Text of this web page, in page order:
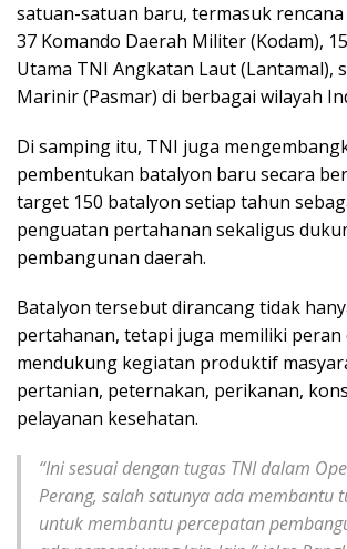
satuan-satuan baru, termasuk
37 Komando Daerah Militer (Kodam),
Utama TNI Angkatan Laut (Lantamal),
Marinir (Pasmar) di berbagai wilayah
Di samping itu, TNI juga
pembentukan batalyon baru secara
target 150 batalyon setiap tahun
penguatan pertahanan sekaligus
pembangunan daerah.
Batalyon tersebut dirancang tidak
pertahanan, tetapi juga memiliki peran
mendukung kegiatan produktif
pertanian, peternakan, perikanan,
pelayanan kesehatan.
“Ini sesuai dengan tugas TNI dalam
Perang, salah satunya ada membantu
untuk membantu percepatan